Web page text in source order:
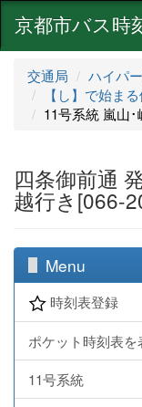
京都市バス時
交通局 ハイパ
【し】で始ま
11号系統 嵐山
四条御前通
越行き[066-
Menu
時刻表登録
ポケット時刻表を
11号系統